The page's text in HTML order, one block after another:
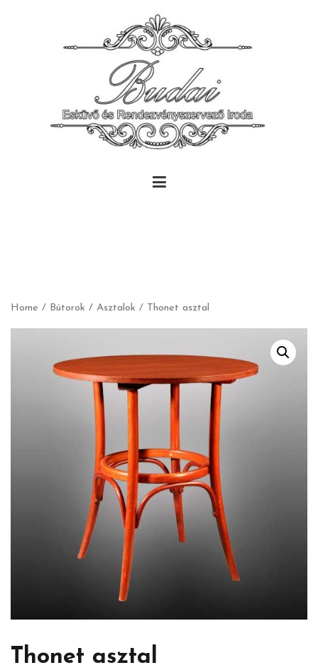
Home / Bútorok / Asztalok / Thonet asztal
Thonet asztal